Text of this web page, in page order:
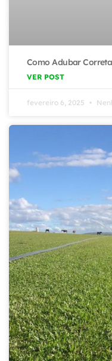
Como Adubar
VER POST
fevereiro 6, 2025